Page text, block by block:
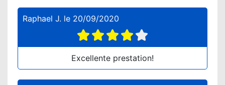
Raphael J. le 20/09/2020
Excellente prestation!